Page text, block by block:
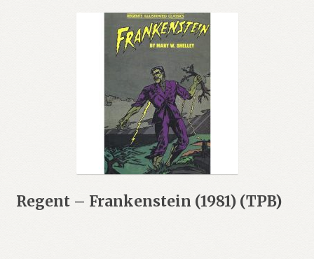
Regent – Frankenstein (1981) (TPB)